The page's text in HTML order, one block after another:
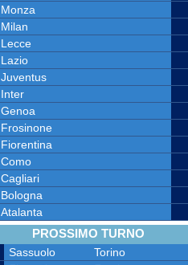
Monza
Milan
Lecce
Lazio
Juventus
Inter
Genoa
Frosinone
Fiorentina
Como
Cagliari
Bologna
Atalanta
PROSSIMO TURNO
Sassuolo Torino